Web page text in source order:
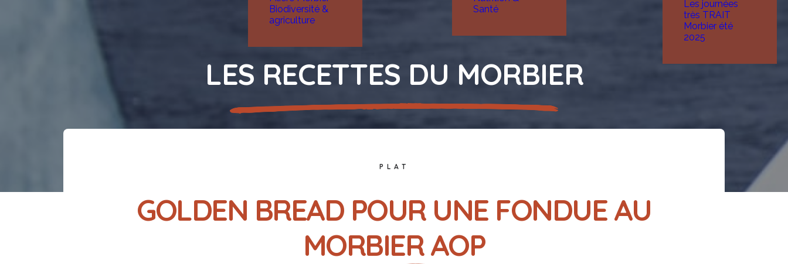
Biodiversité &
agriculture
Santé
Les journées
très TRAIT
Morbier été
2025
LES RECETTES DU MORBIER
PLAT
GOLDEN BREAD POUR UNE FONDUE AU
MORBIER AOP